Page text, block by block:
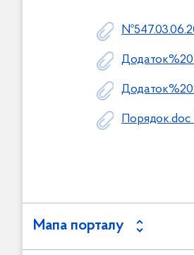
Порядок.doc
Мапа порталу